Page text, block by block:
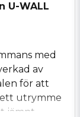
U-WALL
med
av
för att
ett utrymme
jämnt